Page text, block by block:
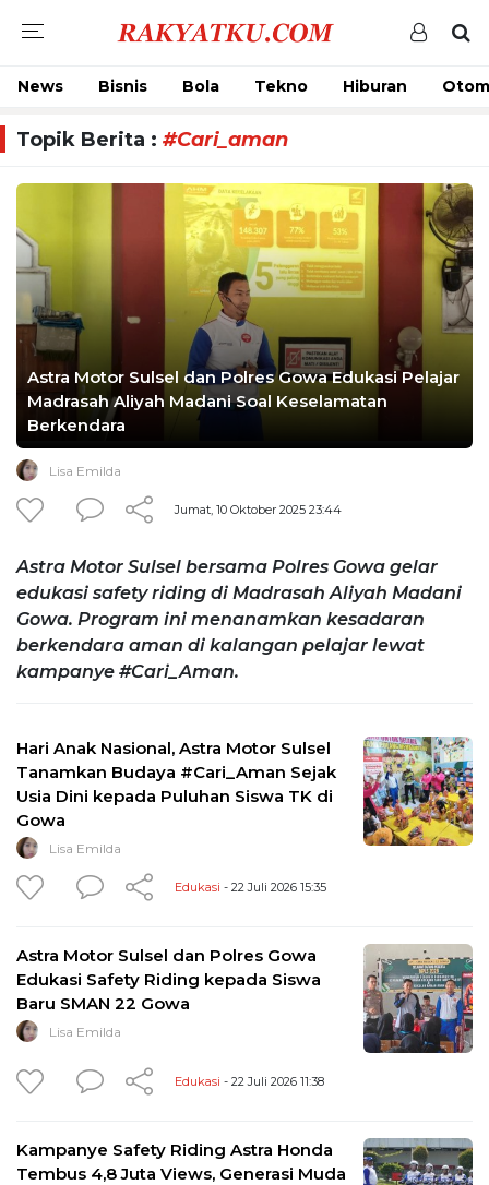
News Bisnis Bola Tekno Hiburan
Topik Berita : #Cari_aman
Astra Motor Sulsel dan Polres Gowa Edukasi Pelajar
Madrasah Aliyah Madani Soal Keselamatan
Berkendara
Lisa Emilda
Jumat, 10 Oktober 2025 23:44
Astra Motor Sulsel bersama Polres Gowa gelar
edukasi safety riding di Madrasah Aliyah Madani
Gowa. Program ini menanamkan kesadaran
berkendara aman di kalangan pelajar lewat
kampanye #Cari_Aman.
Hari Anak Nasional, Astra Motor Sulsel
Tanamkan Budaya #Cari_Aman Sejak
Usia Dini kepada Puluhan Siswa TK di
Gowa
Lisa Emilda
Edukasi - 22 Juli 2026 15:35
Astra Motor Sulsel dan Polres Gowa
Edukasi Safety Riding kepada Siswa
Baru SMAN 22 Gowa
Lisa Emilda
Edukasi - 22 Juli 2026 11:38
Kampanye Safety Riding Astra Honda
Tembus 4,8 Juta Views, Generasi Muda